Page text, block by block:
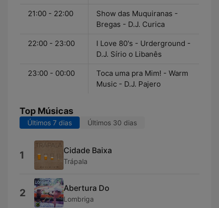
21:00 - 22:00
Show das Muquiranas -
Bregas - D.J. Curica
22:00 - 23:00
I Love 80's - Urderground -
D.J. Sírio o Libanês
23:00 - 00:00
Toca uma pra Mim! - Warm
Music - D.J. Pajero
Top Músicas
Últimos 7 dias Últimos 30 dias
1 Cidade Baixa
Trápala
2 Abertura Do
Lombriga